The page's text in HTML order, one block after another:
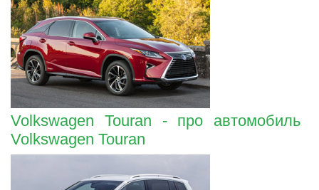
Volkswagen Touran - про автомобиль
Volkswagen Touran